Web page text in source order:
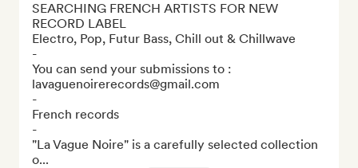
SEARCHING FRENCH ARTISTS FOR NEW
RECORD LABEL
Electro, Pop, Futur Bass, Chill out & Chillwave
-
You can send your submissions to :
lavaguenoirerecords@gmail.com
-
French records
-
"La Vague Noire" is a carefully selected collection
o...